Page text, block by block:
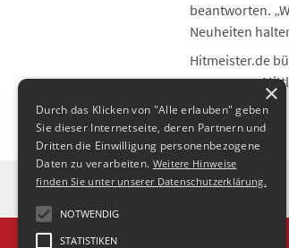
beantworten.
Neuheiten
Hitmeister.de
zusammen. ×
Durch das Klicken von "Alle erlauben" geben
Sie dieser Internetseite, deren Partnern und
Dritten die Einwilligung personenbezogene
Daten zu verarbeiten. Weitere Hinweise
finden Sie unter unserer Datenschutzerklärung.
NOTWENDIG
STATISTIKEN